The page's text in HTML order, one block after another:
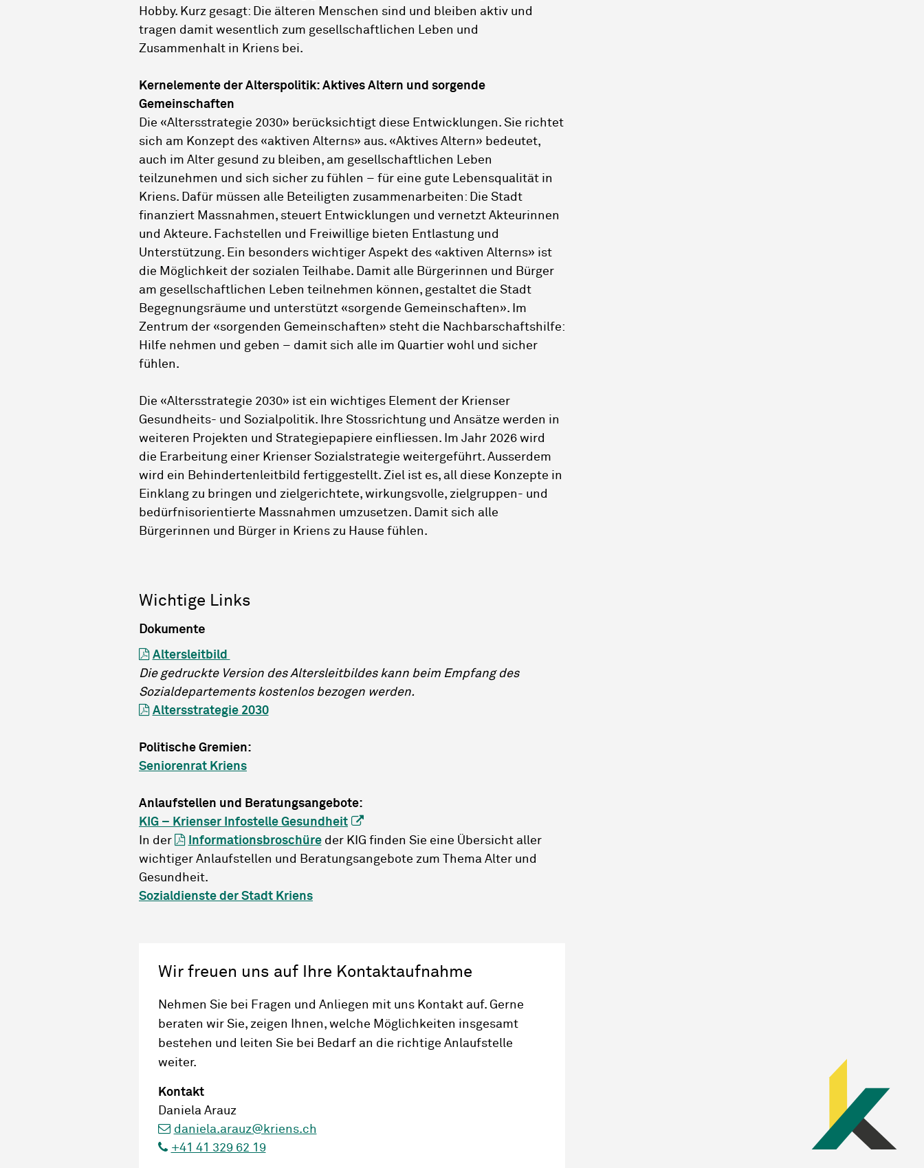
Hobby. Kurz gesagt: Die älteren Menschen sind und bleiben aktiv und
tragen damit wesentlich zum gesellschaftlichen Leben und
Zusammenhalt in Kriens bei.
Kernelemente der Alterspolitik: Aktives Altern und sorgende
Gemeinschaften
Die «Altersstrategie 2030» berücksichtigt diese Entwicklungen. Sie richtet
sich am Konzept des «aktiven Alterns» aus. «Aktives Altern» bedeutet,
auch im Alter gesund zu bleiben, am gesellschaftlichen Leben
teilzunehmen und sich sicher zu fühlen – für eine gute Lebensqualität in
Kriens. Dafür müssen alle Beteiligten zusammenarbeiten: Die Stadt
finanziert Massnahmen, steuert Entwicklungen und vernetzt Akteurinnen
und Akteure. Fachstellen und Freiwillige bieten Entlastung und
Unterstützung. Ein besonders wichtiger Aspekt des «aktiven Alterns» ist
die Möglichkeit der sozialen Teilhabe. Damit alle Bürgerinnen und Bürger
am gesellschaftlichen Leben teilnehmen können, gestaltet die Stadt
Begegnungsräume und unterstützt «sorgende Gemeinschaften». Im
Zentrum der «sorgenden Gemeinschaften» steht die Nachbarschaftshilfe:
Hilfe nehmen und geben – damit sich alle im Quartier wohl und sicher
fühlen.
Die «Altersstrategie 2030» ist ein wichtiges Element der Krienser
Gesundheits- und Sozialpolitik. Ihre Stossrichtung und Ansätze werden in
weiteren Projekten und Strategiepapiere einfliessen. Im Jahr 2026 wird
die Erarbeitung einer Krienser Sozialstrategie weitergeführt. Ausserdem
wird ein Behindertenleitbild fertiggestellt. Ziel ist es, all diese Konzepte in
Einklang zu bringen und zielgerichtete, wirkungsvolle, zielgruppen- und
bedürfnisorientierte Massnahmen umzusetzen. Damit sich alle
Bürgerinnen und Bürger in Kriens zu Hause fühlen.
Wichtige Links
Dokumente
Altersleitbild
Die gedruckte Version des Altersleitbildes kann beim Empfang des
Sozialdepartements kostenlos bezogen werden.
Altersstrategie 2030
Politische Gremien:
Seniorenrat Kriens
Anlaufstellen und Beratungsangebote:
KIG – Krienser Infostelle Gesundheit
In der
Informationsbroschüre der KIG finden Sie eine Übersicht aller
wichtiger Anlaufstellen und Beratungsangebote zum Thema Alter und
Gesundheit.
Sozialdienste der Stadt Kriens
Wir freuen uns auf Ihre Kontaktaufnahme
Nehmen Sie bei Fragen und Anliegen mit uns Kontakt auf. Gerne
beraten wir Sie, zeigen Ihnen, welche Möglichkeiten insgesamt
bestehen und leiten Sie bei Bedarf an die richtige Anlaufstelle
weiter.
Kontakt
Daniela Arauz
daniela.arauz@kriens.ch
+41 41 329 62 19